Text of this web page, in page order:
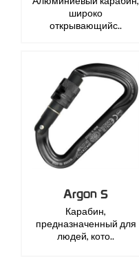
широко
открывающийс..
Argon S
Карабин,
предназначенный для
людей, кото..